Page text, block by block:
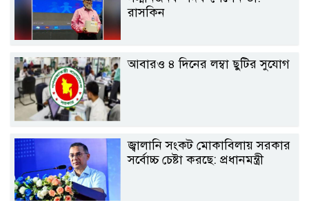
রাসকিন
আবারও ৪ দিনের লম্বা ছুটির সুযোগ
জ্বালানি সংকট মোকাবিলায় সরকার
সর্বোচ্চ চেষ্টা করছে: প্রধানমন্ত্রী